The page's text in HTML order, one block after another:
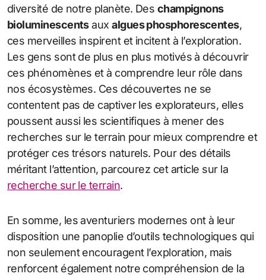
diversité de notre planète. Des champignons
bioluminescentsauxalgues phosphorescentes,
ces merveilles inspirent et incitent à l’exploration.
Les gens sont de plus en plus motivés à découvrir
ces phénomènes et à comprendre leur rôle dans
nos écosystèmes. Ces découvertes ne se
contentent pas de captiver les explorateurs, elles
poussent aussi les scientifiques à mener des
recherches sur le terrain pour mieux comprendre et
protéger ces trésors naturels. Pour des détails
méritant l’attention, parcourez cet article sur la
recherche sur le terrain.
En somme, les aventuriers modernes ont à leur
disposition une panoplie d’outils technologiques qui
non seulement encouragent l’exploration, mais
renforcent également notre compréhension de la